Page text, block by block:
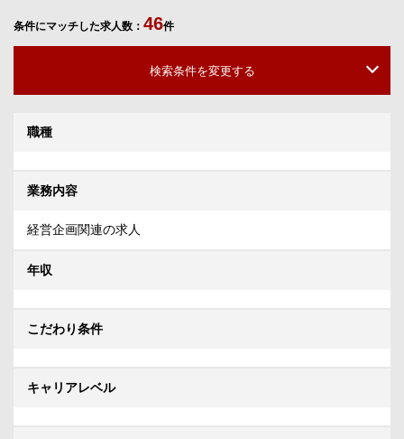
条件にマッチした求人数： 46件
検索条件を変更する
職種
業務内容
経営企画関連の求人
年収
こだわり条件
キャリアレベル